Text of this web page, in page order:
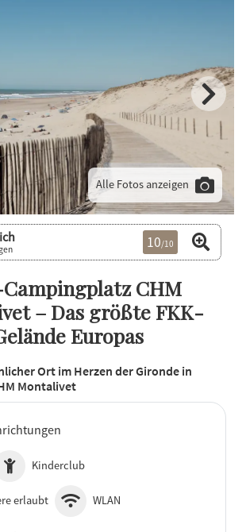
Kinderclub
erlaubt WLAN
Alle Fotos anzeigen
10/10
CHM
– Das größte FKK-
Europas
Ort im Herzen der Gironde in
Montalivet